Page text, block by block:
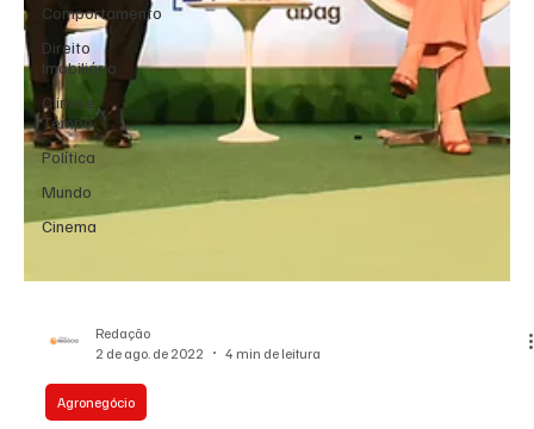
Comportamento
Direito
Imobiliário
Clima e
Tempo
Política
Mundo
Cinema